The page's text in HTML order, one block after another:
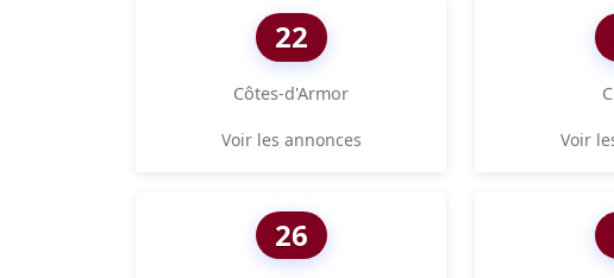
22
Côtes-d'Armor
Voir les annonces Voir
26